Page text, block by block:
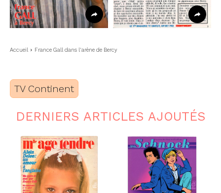
Accueil France Gall dans l'arène de Bercy
TV Continent
DERNIERS ARTICLES AJOUTÉS